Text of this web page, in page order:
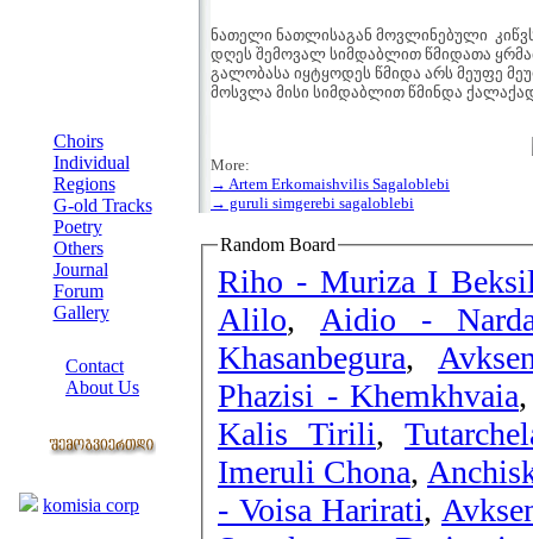
Choirs
Individual
Regions
G-old Tracks
Poetry
Others
Journal
Forum
Gallery
Contact
About Us
komisia corp
ნათელი ნათლისაგან მოვლინებული
დღეს შემოვალ სიმდაბლით წმიდათა
გალობასა იყტყოდეს წმიდა არს მეუფე
მოსვლა მისი სიმდაბლით წმინდა
More:
→ Artem Erkomaishvilis Sagaloblebi
→ guruli simgerebi sagaloblebi
Random Board
Riho - Muriza I
Alilo, Aidio -
Khasanbegura,
Phazisi - Khemkhvaia
Kalis Tirili,
Imeruli Chona,
- Voisa Harirati,